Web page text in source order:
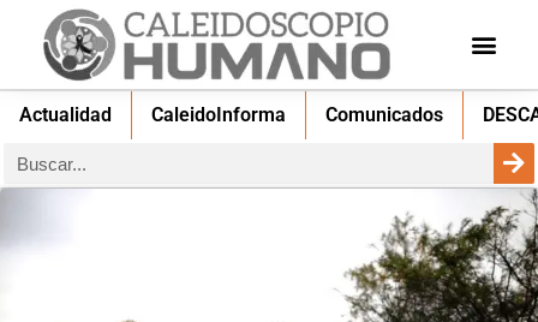
Actualidad CaleidoInforma Comunicados